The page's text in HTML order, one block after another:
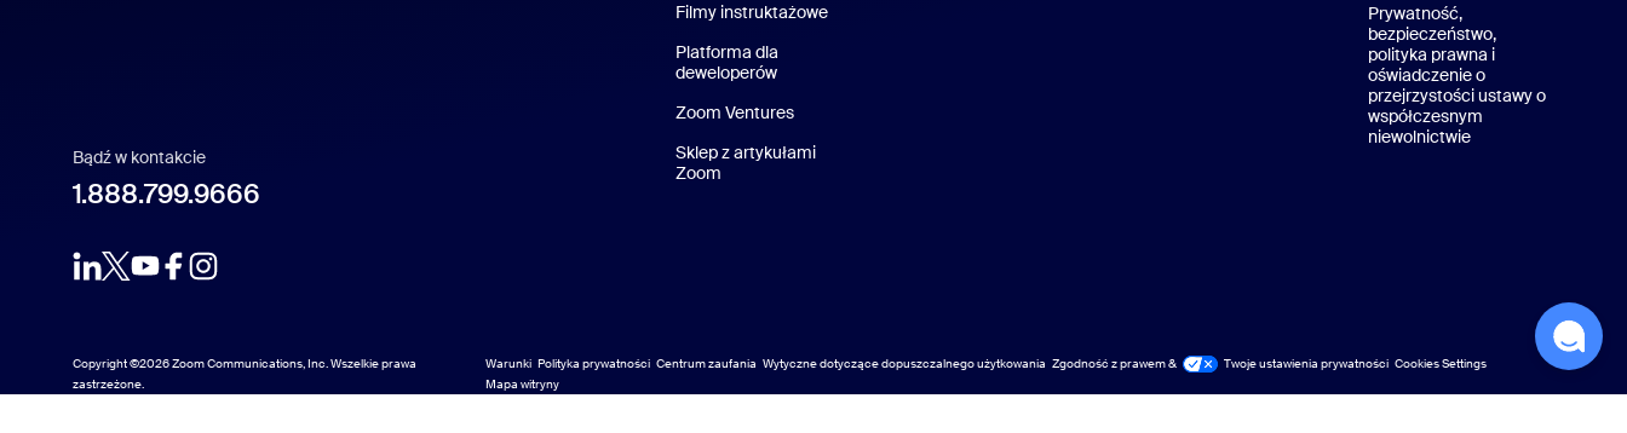
日本語
Polski
Bądź w kontakcie
1.888.799.9666
Filmy instruktażowe
Platforma dla
deweloperów
Zoom Ventures
Sklep z artykułami
Zoom
Prywatność,
bezpieczeństwo,
polityka prawna i
oświadczenie o
przejrzystości ustawy o
współczesnym
niewolnictwie
Copyright ©2026 Zoom Communications, Inc. Wszelkie prawa
zastrzeżone.
Warunki Polityka prywatności Centrum zaufania Wytyczne dotyczące dopuszczalnego użytkowania Zgodność z prawem &
Zgodność z prawem Twoje ustawienia prywatności Cookies Settings
Mapa witryny
Mapa witryny